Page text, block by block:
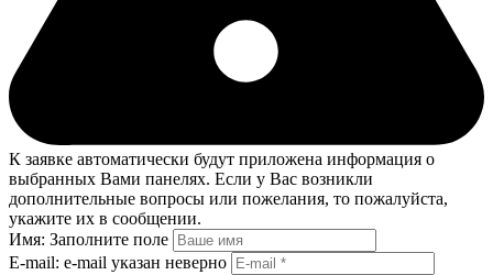
К заявке автоматически будут приложена информация о
выбранных Вами панелях. Если у Вас возникли
дополнительные вопросы или пожелания, то пожалуйста,
укажите их в сообщении.
Имя: Заполните поле
E-mail: e-mail указан неверно